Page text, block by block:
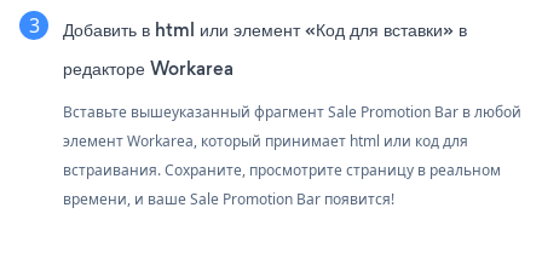
Добавить в html или элемент «Код для вставки» в
редакторе Workarea
Вставьте вышеуказанный фрагмент Sale Promotion Bar в любой
элемент Workarea, который принимает html или код для
встраивания. Сохраните, просмотрите страницу в реальном
времени, и ваше Sale Promotion Bar появится!